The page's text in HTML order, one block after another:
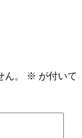
。
※ が付いて